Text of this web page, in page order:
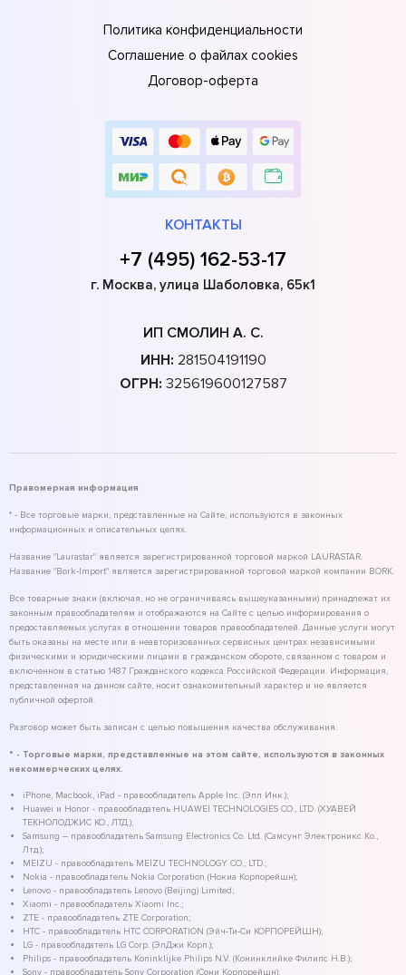
Политика конфиденциальности
Соглашение о файлах cookies
Договор-оферта
КОНТАКТЫ
+7 (495) 162-53-17
г. Москва, улица Шаболовка, 65к1
ИП СМОЛИН А. С.
ИНН: 281504191190
ОГРН: 325619600127587
Правомерная информация
* - Все торговые марки, представленные на Сайте, используются в законных
информационных и описательных целях.
Название "Laurastar" является зарегистрированной торговой маркой LAURASTAR.
Название "Bork-Import" является зарегистрированной торговой маркой компании BORK.
Все товарные знаки (включая, но не ограничиваясь вышеуказанными) принадлежат их
законным правообладателям и отображаются на Сайте с целью информирования о
предоставляемых услугах в отношении товаров правообладателей. Данные услуги могут
быть оказаны на месте или в неавторизованных сервисных центрах независимыми
физическими и юридическими лицами в гражданском обороте, связанном с товаром и
включенном в статью 1487 Гражданского кодекса Российской Федерации. Информация,
представленная на данном сайте, носит ознакомительный характер и не является
публичной офертой.
Разговор может быть записан с целью повышения качества обслуживания.
* - Торговые марки, представленные на этом сайте, используются в законных
некоммерческих целях.
iPhone, Macbook, iPad - правообладатель Apple Inc. (Эпл Инк.);
Huawei и Honor - правообладатель HUAWEI TECHNOLOGIES CO., LTD. (ХУАВЕЙ
ТЕКНОЛОДЖИС КО., ЛТД.);
Samsung – правообладатель Samsung Electronics Co. Ltd. (Самсунг Электроникс Ко.,
Лтд.);
MEIZU - правообладатель MEIZU TECHNOLOGY CO., LTD.;
Nokia - правообладатель Nokia Corporation (Нокиа Корпорейшн);
Lenovo - правообладатель Lenovo (Beijing) Limited;
Xiaomi - правообладатель Xiaomi Inc.;
ZTE - правообладатель ZTE Corporation;
HTC - правообладатель HTC CORPORATION (Эйч-Ти-Си КОРПОРЕЙШН);
LG - правообладатель LG Corp. (ЭлДжи Корп.);
Philips - правообладатель Koninklijke Philips N.V. (Конинклийке Филипс Н.В.);
Sony - правообладатель Sony Corporation (Сони Корпорейшн);